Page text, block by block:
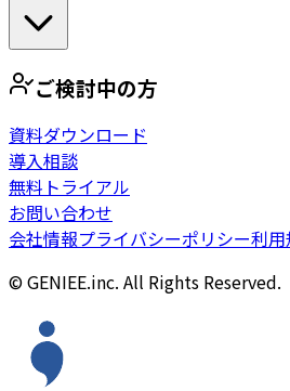
ご検討中の方
資料ダウンロード
導入相談
無料トライアル
お問い合わせ
会社情報プライバシーポリシー利
© GENIEE.inc. All Rights Reserved.